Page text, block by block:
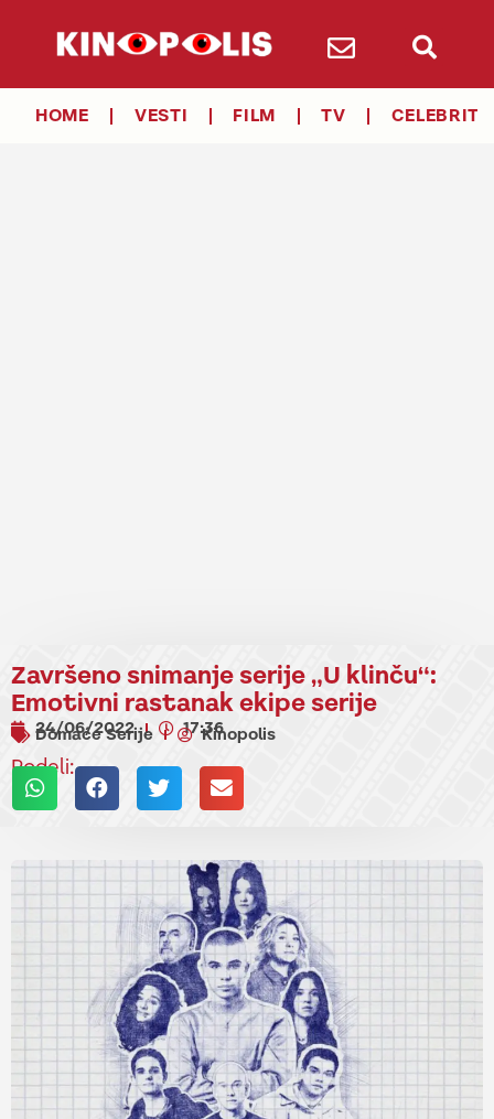
HOME VESTI FILM TV CELEBRITY
Završeno snimanje serije „U klinču“:
Emotivni rastanak ekipe serije
24/06/2022 17:36
Domaće Serije Kinopolis
Podeli: